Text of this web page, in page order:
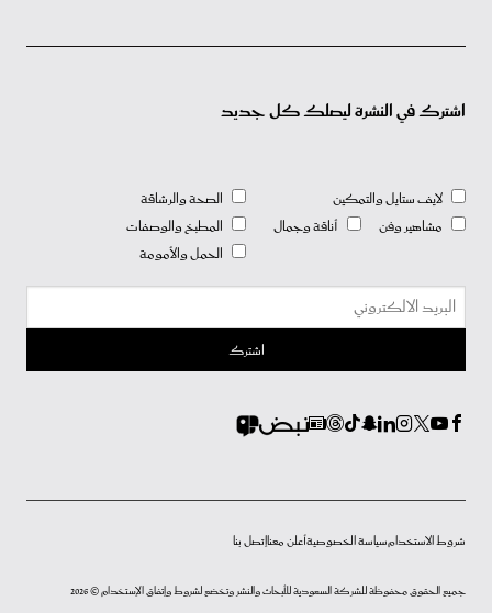
اشترك في النشرة ليصلك كل جديد
لايف ستايل والتمكين
مشاهير وفن
أناقة وجمال
الصحة والرشاقة
المطبخ والوصفات
الحمل والأمومة
شروط الاستخدامسياسة الخصوصيةأعلن معناإتصل بنا
جميع الحقوق محفوظة للشركة السعودية للأبحاث والنشر وتخضع لشروط وإتفاق الإستخدام © 2026